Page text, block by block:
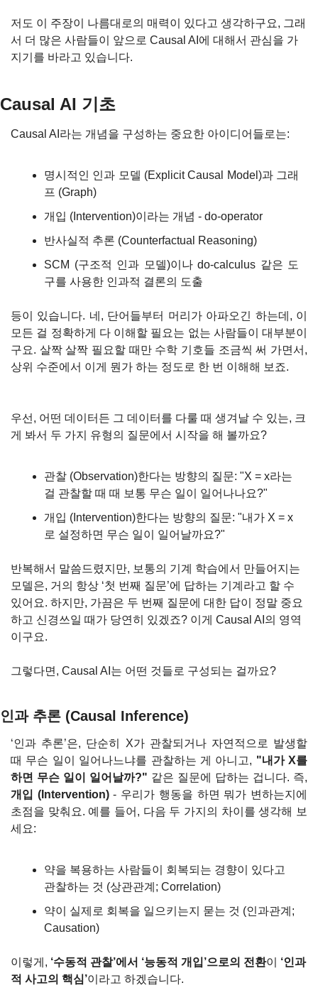
저도 이 주장이 나름대로의 매력이 있다고 생각하구요, 그래
서 더 많은 사람들이 앞으로 Causal AI에 대해서 관심을 가
지기를 바라고 있습니다.
Causal AI 기초
Causal AI라는 개념을 구성하는 중요한 아이디어들로는:
명시적인 인과 모델 (Explicit Causal Model)과 그래
프 (Graph)
개입 (Intervention)이라는 개념 - do-operator
반사실적 추론 (Counterfactual Reasoning)
SCM (구조적 인과 모델)이나 do-calculus 같은 도
구를 사용한 인과적 결론의 도출
등이 있습니다. 네, 단어들부터 머리가 아파오긴 하는데, 이
모든 걸 정확하게 다 이해할 필요는 없는 사람들이 대부분이
구요. 살짝 살짝 필요할 때만 수학 기호들 조금씩 써 가면서,
상위 수준에서 이게 뭔가 하는 정도로 한 번 이해해 보죠.
우선, 어떤 데이터든 그 데이터를 다룰 때 생겨날 수 있는, 크
게 봐서 두 가지 유형의 질문에서 시작을 해 볼까요?
관찰 (Observation)한다는 방향의 질문: "X = x라는
걸 관찰할 때 때 보통 무슨 일이 일어나나요?"
개입 (Intervention)한다는 방향의 질문: "내가 X = x
로 설정하면 무슨 일이 일어날까요?"
반복해서 말씀드렸지만, 보통의 기계 학습에서 만들어지는
모델은, 거의 항상 ‘첫 번째 질문’에 답하는 기계라고 할 수
있어요. 하지만, 가끔은 두 번째 질문에 대한 답이 정말 중요
하고 신경쓰일 때가 당연히 있겠죠? 이게 Causal AI의 영역
이구요.
그렇다면, Causal AI는 어떤 것들로 구성되는 걸까요?
인과 추론 (Causal Inference)
‘인과 추론’은, 단순히 X가 관찰되거나 자연적으로 발생할
때 무슨 일이 일어나느냐를 관찰하는 게 아니고, "내가 X를
하면 무슨 일이 일어날까?"
개입 (Intervention) - 우리가 행동을 하면 뭐가 변하는지에
초점을 맞춰요. 예를 들어, 다음 두 가지의 차이를 생각해 보
세요:
약을 복용하는 사람들이 회복되는 경향이 있다고
관찰하는 것 (상관관계; Correlation)
약이 실제로 회복을 일으키는지 묻는 것 (인과관계;
Causation)
이렇게, ‘수동적 관찰’에서 ‘능동적 개입’으로의 전환이 ‘인과
적 사고의 핵심’이라고 하겠습니다.